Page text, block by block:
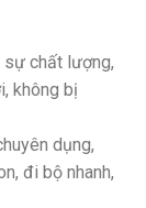
sự chất lượng,
không bị
dụng,
đi bộ nhanh,